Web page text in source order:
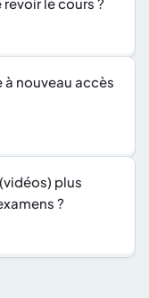
à nouveau accès
plus
?